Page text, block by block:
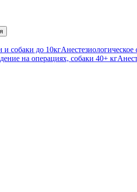
и собаки до 10кг
на операциях, собаки 40+ кг